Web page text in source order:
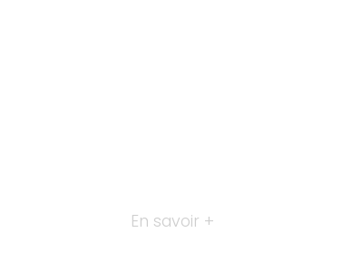
En savoir +